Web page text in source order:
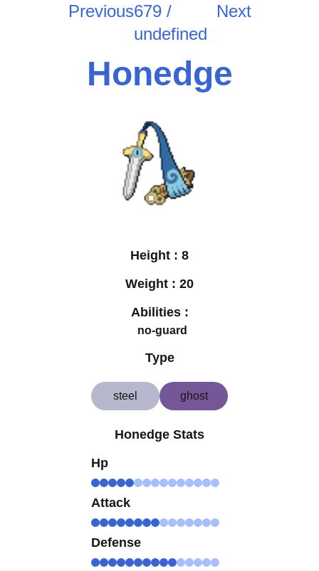
Previous679 /
undefined
Next
Honedge
Height : 8
Weight : 20
Abilities :
no-guard
Type
steel ghost
Honedge Stats
Hp
Attack
Defense